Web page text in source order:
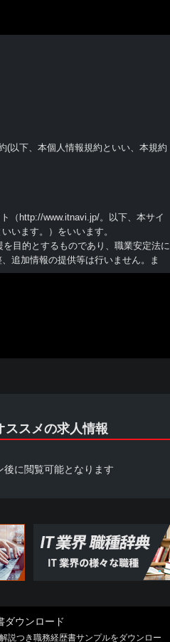
(以下、本個人情報規約といい、本規約
（http://www.itnavi.jp/。以下、本サイ
います。）をいいます。
目的とするものであり、職業安定法に
追加情報の提供等は行いません。ま
承諾しない場合には、本サイトを利用
係企業、総会屋等、社会運動等標ぼ
的勢力を利用していると認められる関
こと
ススメの求人情報
に閲覧可能となります
ダウンロード
説つき職務経歴書サンプルをダウンロー